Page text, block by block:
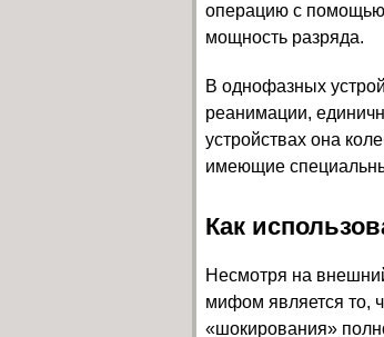
операцию с помощью
мощность разряда.
В однофазных
реанимации,
устройствах она
имеющие
Как
Несмотря на
мифом является то,
«шокирования»